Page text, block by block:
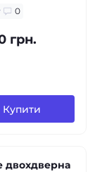
0
грн.
Купити
двохдверна